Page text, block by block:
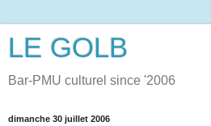
LE GOLB
Bar-PMU culturel since '2006
dimanche 30 juillet 2006